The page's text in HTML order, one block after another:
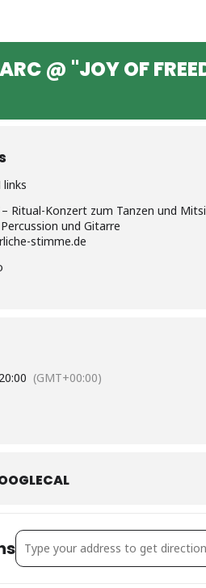
@ "JOY OF
links
– Ritual-Konzert zum Tanzen und
und Gitarre
stimme.de
20:00 (GMT+00:00)
Address - Berlin: MARC @